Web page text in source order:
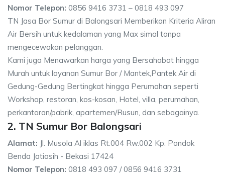
Nomor Telepon: 0856 9416 3731 – 0818 493 097
TN Jasa Bor Sumur di Balongsari Memberikan Kriteria Aliran
Air Bersih untuk kedalaman yang Max simal tanpa
mengecewakan pelanggan.
Kami juga Menawarkan harga yang Bersahabat hingga
Murah untuk layanan Sumur Bor / Mantek,Pantek Air di
Gedung-Gedung Bertingkat hingga Perumahan seperti
Workshop, restoran, kos-kosan, Hotel, villa, perumahan,
perkantoran/pabrik, apartemen/Rusun, dan sebagainya.
2. TN Sumur Bor Balongsari
Alamat: Jl. Musola Al iklas Rt.004 Rw.002 Kp. Pondok
Benda Jatiasih - Bekasi 17424
Nomor Telepon: 0818 493 097 / 0856 9416 3731